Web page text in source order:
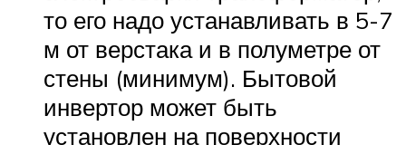
то его надо устанавливать в 5-7
м от верстака и в полуметре от
стены (минимум). Бытовой
инвертор может быть
установлен на поверхности